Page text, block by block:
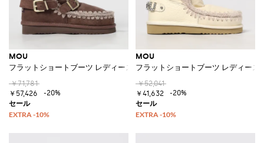
MOU
フラットショートブーツ レディース
￥71,781
￥57,426
-20%
MOU
フラットショートブーツ レディース
￥52,041
￥41,632
-20%